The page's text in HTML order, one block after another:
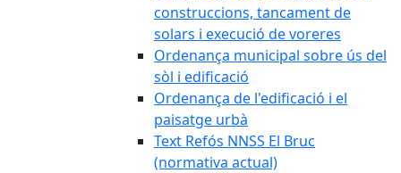
construccions, tancament de
solars i execució de voreres
Ordenança municipal sobre ús del
sòl i edificació
Ordenança de l'edificació i el
paisatge urbà
Text Refós NNSS El Bruc
(normativa actual)